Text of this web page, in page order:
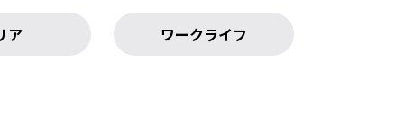
ア ワークライフ